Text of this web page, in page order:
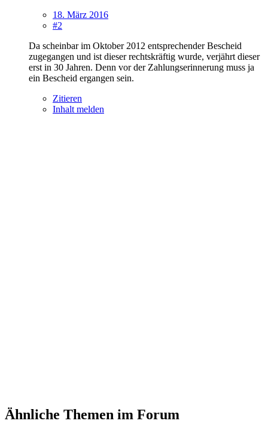
18. März 2016
#2
Da scheinbar im Oktober 2012 entsprechender Bescheid
zugegangen und ist dieser rechtskräftig wurde, verjährt dieser
erst in 30 Jahren. Denn vor der Zahlungserinnerung muss ja
ein Bescheid ergangen sein.
Zitieren
Inhalt melden
Ähnliche Themen im Forum